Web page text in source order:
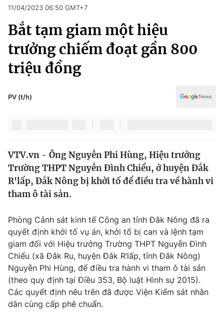
Chuyên mục
Chính trị
Thế giới
Tin tức
Câu chuyện quốc tế
Tài chính
Thị trường
Góc doanh nghiệp
Dữ liệu và đời sống
Truyền hình
Phim VTV
Hậu trường
Giải trí
Điện ảnh
Xã hội
Pháp luật
Kinh tế
Thể thao
Truyền hình
Văn hóa - Giải trí
11/04/2023 06:50 GMT+7
Bắt tạm giam một hiệu
trưởng chiếm đoạt gần 800
triệu đồng
PV (t/h)
VTV.vn - Ông Nguyễn Phi Hùng, Hiệu trưởng
Trường THPT Nguyễn Đình Chiểu, ở huyện Đắk
R'lấp, Đắk Nông bị khởi tố để điều tra về hành vi
tham ô tài sản.
Phòng Cảnh sát kinh tế Công an tỉnh Đắk Nông đã ra
quyết định khởi tố vụ án, khởi tố bị can và lệnh tạm
giam đối với Hiệu trưởng Trường THPT Nguyễn Đình
Chiểu (xã Đắk Ru, huyện Đắk R’lấp, tỉnh Đắk Nông)
Nguyễn Phi Hùng, để điều tra hành vi tham ô tài sản
(theo quy định tại Điều 353, Bộ luật Hình sự 2015).
Các quyết định nêu trên đã được Viện Kiểm sát nhân
dân cùng cấp phê chuẩn.